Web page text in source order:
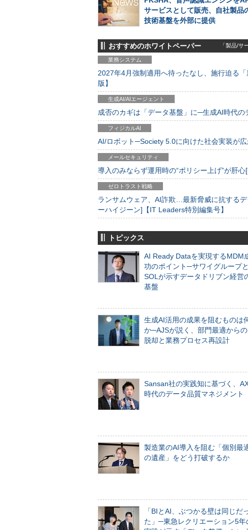
サービスとして販売、自社製品
技術基盤を外部に提供
おすすめのホワイトペーパー 「製品/サ
業務システム
2027年4月強制適用へ待ったなし、施行迫る
版】
生成AI/AIエージェント
成否のカギは「データ基盤」に─生成AI時代の
フィジカルAI
AI/ロボット─Society 5.0に向けた社会実装が
メールセキュリティ
導入のみならず運用時の“ポリシー上げ”が肝
ゼロトラスト戦略
ランサムウェア、AI詐欺…最新脅威に抗する
ーハイジーン]【IT Leaders特別編集号】
トピックス
AI Ready Dataを実現するMDM
功のポイント─サワイグループ
SOLが示すデータドリブン経営
基盤
生成AI活用の成果を阻むものは
か─AJSが説く、部門最適からの
脱却と業務プロセス再設計
Sansan社の実践知に基づく、
時代のデータ品質マネジメント
製造業のAI導入を阻む「個別最
の遺産」をどう打破するか
「BIとAI、ぶつかる壁は同じだ
た」─東急レクリエーション5年